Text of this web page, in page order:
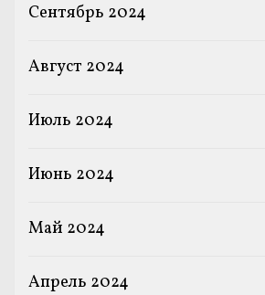
Сентябрь 2024
Август 2024
Июль 2024
Июнь 2024
Май 2024
Апрель 2024